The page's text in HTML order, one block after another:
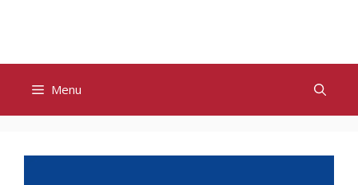
conteúdo
Menu